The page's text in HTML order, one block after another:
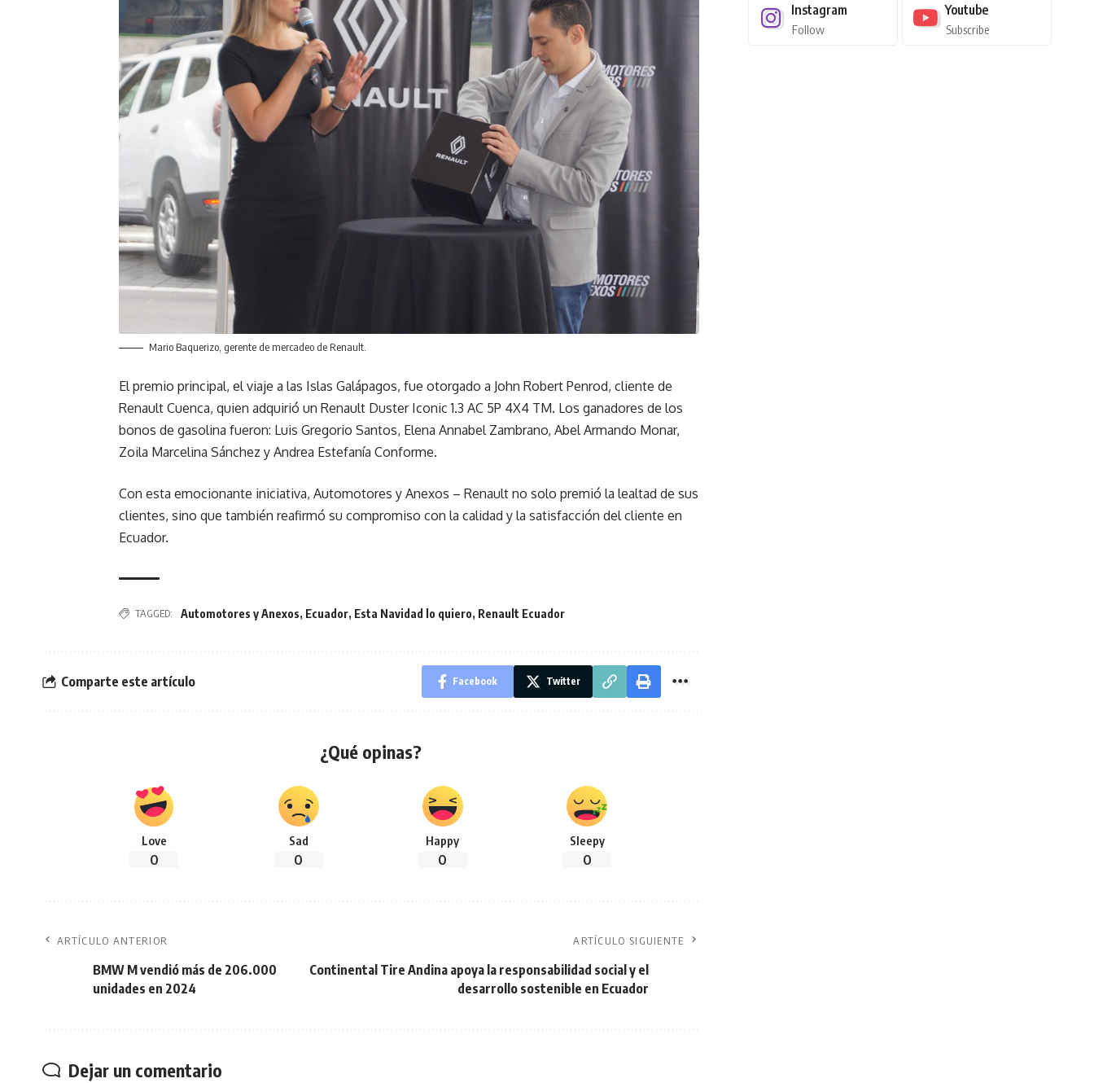
Mario Baquerizo, gerente de mercadeo de Renault.
El premio principal, el viaje a las Islas Galápagos, fue otorgado a John Robert Penrod, cliente de
Renault Cuenca, quien adquirió un Renault Duster Iconic 1.3 AC 5P 4X4 TM. Los ganadores de los
bonos de gasolina fueron: Luis Gregorio Santos, Elena Annabel Zambrano, Abel Armando Monar,
Zoila Marcelina Sánchez y Andrea Estefanía Conforme.
Con esta emocionante iniciativa, Automotores y Anexos – Renault no solo premió la lealtad de sus
clientes, sino que también reafirmó su compromiso con la calidad y la satisfacción del cliente en
Ecuador.
TAGGED: Automotores y Anexos, Ecuador, Esta Navidad lo quiero, Renault Ecuador
Comparte este artículo Facebook Twitter
¿Qué opinas?
Love
0
Sad
0
Happy
0
Sleepy
0
ARTÍCULO ANTERIOR
BMW M vendió más de 206.000
unidades en 2024
ARTÍCULO SIGUIENTE
Continental Tire Andina apoya la responsabilidad social y el
desarrollo sostenible en Ecuador
Dejar un comentario
Instagram
Follow
Youtube
Subscribe